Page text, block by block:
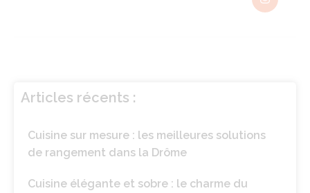
Articles récents :
Cuisine sur mesure : les meilleures solutions
de rangement dans la Drôme
Cuisine élégante et sobre : le charme du